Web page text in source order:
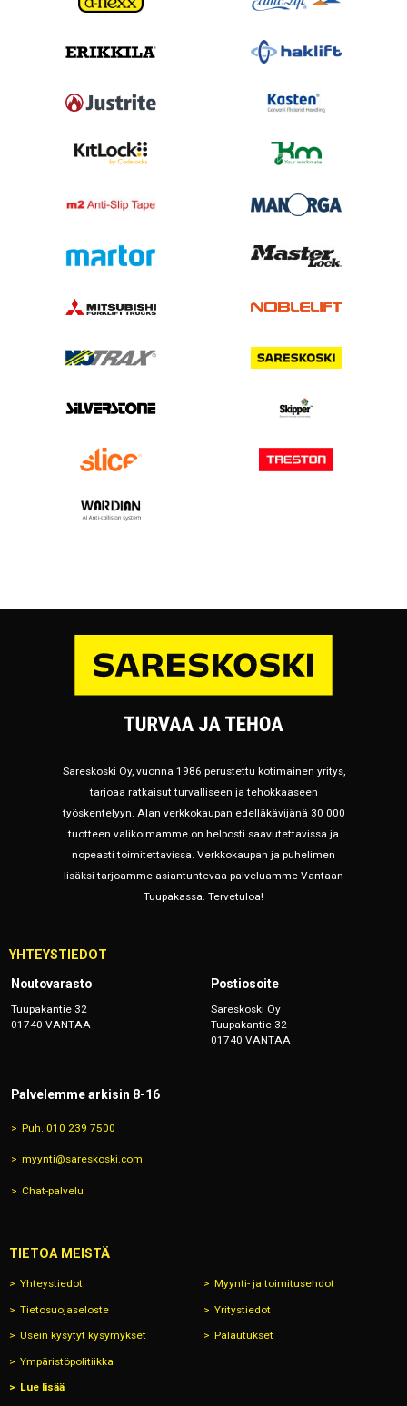
Sareskoski Oy, vuonna 1986 perustettu kotimainen yritys,
tarjoaa ratkaisut turvalliseen ja tehokkaaseen
työskentelyyn. Alan verkkokaupan edelläkävijänä 30 000
tuotteen valikoimamme on helposti saavutettavissa ja
nopeasti toimitettavissa. Verkkokaupan ja puhelimen
lisäksi tarjoamme asiantuntevaa palveluamme Vantaan
Tuupakassa. Tervetuloa!
YHTEYSTIEDOT
Noutovarasto
Tuupakantie 32
01740 VANTAA
Postiosoite
Sareskoski Oy
Tuupakantie 32
01740 VANTAA
Palvelemme arkisin 8-16
Puh. 010 239 7500
myynti@sareskoski.com
Chat-palvelu
TIETOA MEISTÄ
Yhteystiedot Myynti- ja toimitusehdot
Tietosuojaseloste Yritystiedot
Usein kysytyt kysymykset Palautukset
Ympäristöpolitiikka
Lue lisää